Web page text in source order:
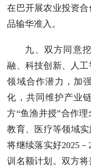
在巴开展农业投资
品输华准入。
九、双方同意
融、科技创新、人
领域合作潜力，加
化，共同维护产业
方“鱼渔并授”合作理
教育、医疗等领域
将继续落实好2025
训名额计划。双方